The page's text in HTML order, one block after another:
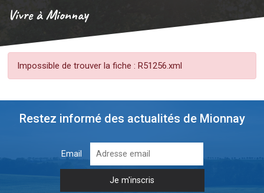
Vivre à Mionnay
Impossible de trouver la fiche : R51256.xml
Restez informé des actualités de Mionnay
Email